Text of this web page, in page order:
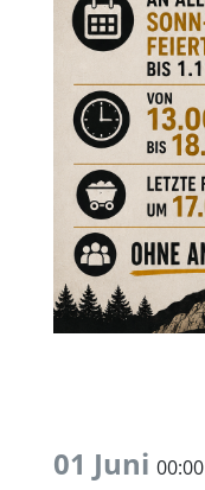
01 Juni 00:00